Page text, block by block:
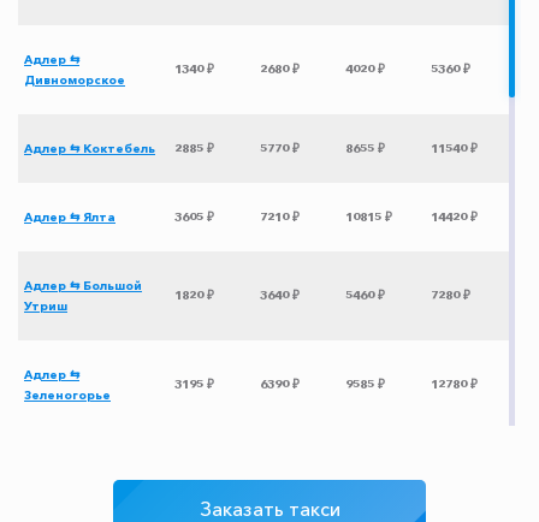
Адлер ⇆
Дивноморское
1340 ₽ 2680 ₽ 4020 ₽ 5360 ₽
Адлер ⇆ Коктебель 2885 ₽ 5770 ₽ 8655 ₽ 11540 ₽
Адлер ⇆ Ялта 3605 ₽ 7210 ₽ 10815 ₽ 14420 ₽
Адлер ⇆ Большой
Утриш
1820 ₽ 3640 ₽ 5460 ₽ 7280 ₽
Адлер ⇆
Зеленогорье
3195 ₽ 6390 ₽ 9585 ₽ 12780 ₽
Заказать такси